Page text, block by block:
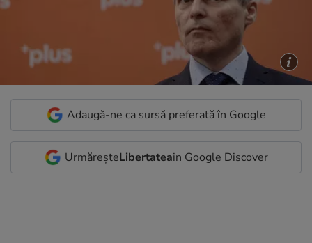
Adaugă-ne ca sursă preferată în Google
UrmăreșteLibertateain Google Discover